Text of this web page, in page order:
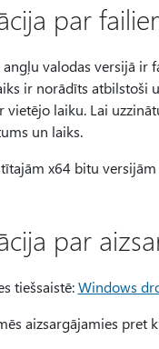
par
angļu valodas versijā ir
ir norādīts atbilstoši
vietējo laiku. Lai
un laiks.
x64 bitu
par
tiešsaistē:Windows
aizsargājamies pret